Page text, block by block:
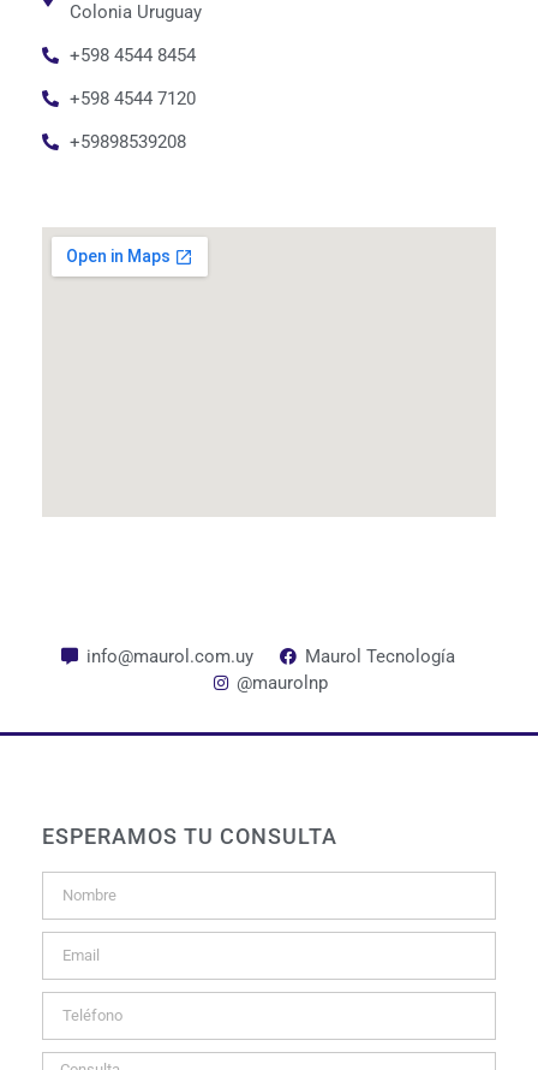
Colonia Uruguay
+598 4544 8454
+598 4544 7120
+59898539208
info@maurol.com.uy
Maurol Tecnología
@maurolnp
ESPERAMOS TU CONSULTA